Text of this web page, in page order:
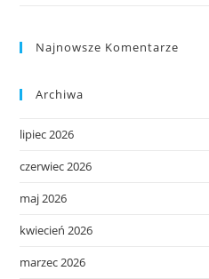
Najnowsze Komentarze
Archiwa
lipiec 2026
czerwiec 2026
maj 2026
kwiecień 2026
marzec 2026